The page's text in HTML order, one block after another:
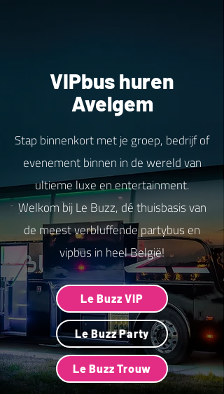
VIPbus huren
Avelgem
Stap binnenkort met je groep, bedrijf of
evenement binnen in de wereld van
ultieme luxe en entertainment.
Welkom bij Le Buzz, dé thuisbasis van
de meest verbluffende partybus en
vipbus in heel België!
Le Buzz VIP
Le Buzz Party
Le Buzz Trouw